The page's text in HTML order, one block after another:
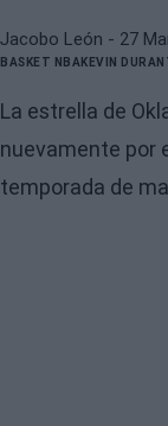
Jacobo León - 27
BASKET NBAKEVIN
La estrella de
nuevamente por
temporada de